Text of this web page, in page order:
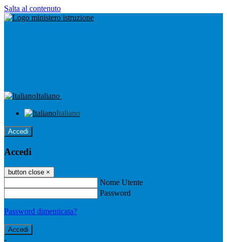
Salta al contenuto
Italiano
Italiano
Accedi
Accedi
button close ×
Nome Utente
Password
Password dimenticata?
-